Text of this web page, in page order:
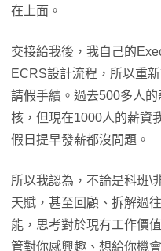
在上面。
交接給我後，我自己的
ECRS設計流程，所以重
請假手續。過去500多人
核，但現在1000人的薪資
假日提早發薪都沒問題。
所以我認為，不論是科班\
天賦，甚至回顧、拆解過
能，思考對於現有工作價
管對你感興趣、想給你機